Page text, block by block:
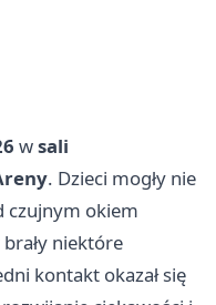
wsali
. Dzieci mogły nie
czujnym okiem
niektóre
kontakt okazał się